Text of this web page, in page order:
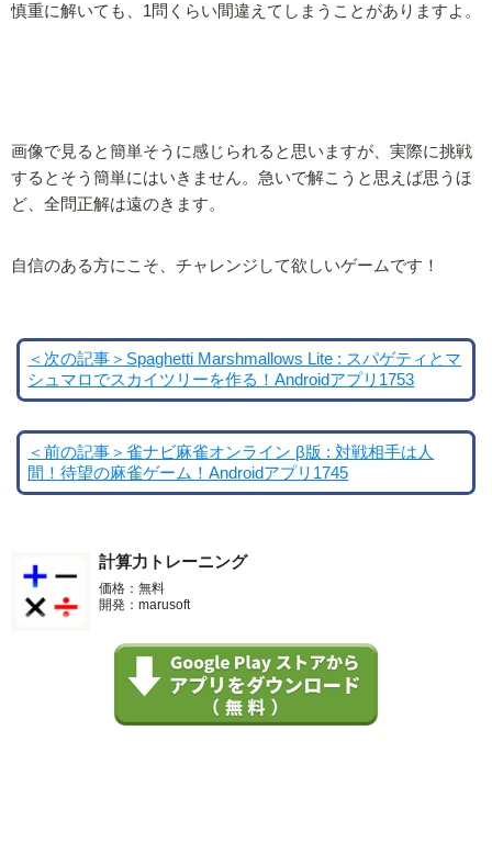
慎重に解いても、1問くらい間違えてしまうことがありますよ。
画像で見ると簡単そうに感じられると思いますが、実際に挑戦
するとそう簡単にはいきません。急いで解こうと思えば思うほ
ど、全問正解は遠のきます。
自信のある方にこそ、チャレンジして欲しいゲームです！
＜次の記事＞Spaghetti Marshmallows Lite : スパゲティとマ
シュマロでスカイツリーを作る！Androidアプリ1753
＜前の記事＞雀ナビ麻雀オンライン β版 : 対戦相手は人
間！待望の麻雀ゲーム！Androidアプリ1745
計算力トレーニング
価格：無料
開発：marusoft